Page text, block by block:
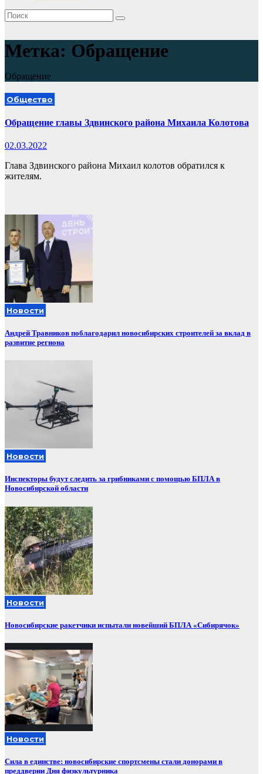
Метка: Обращение
Обращение
Общество
Обращение главы Здвинского района Михаила Колотова
02.03.2022
Глава Здвинского района Михаил колотов обратился к
жителям.
Новости
Андрей Травников поблагодарил новосибирских строителей за вклад в
развитие региона
Новости
Инспекторы будут следить за грибниками с помощью БПЛА в
Новосибирской области
Новости
Новосибирские ракетчики испытали новейший БПЛА «Сибирячок»
Новости
Сила в единстве: новосибирские спортсмены стали донорами в
преддверии Дня физкультурника